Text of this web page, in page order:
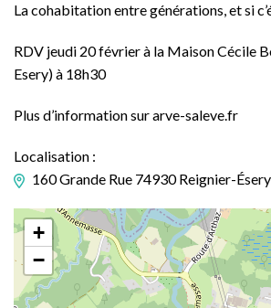
La cohabitation entre générations, et si
RDV jeudi 20 février à la Maison Cécile
Esery) à 18h30
Plus d’information sur arve-saleve.fr
Localisation :
160 Grande Rue 74930 Reignier-Ésery
+
−